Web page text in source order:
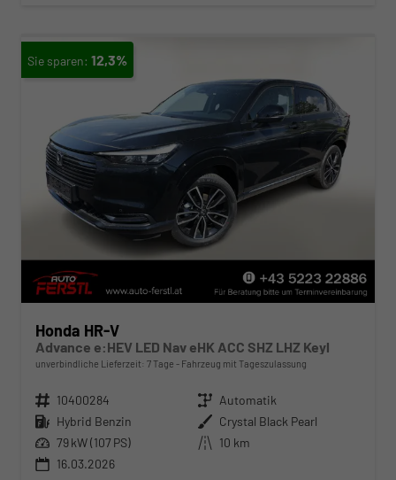
12,3%
Honda HR-V
Advance e:HEV LED Nav eHK ACC SHZ LHZ Keyl
unverbindliche Lieferzeit: 7 Tage Fahrzeug mit Tageszulassung
Fahrzeugnr. 10400284 Getriebe Automatik
Kraftstoff Hybrid Benzin Außenfarbe Crystal Black Pearl
Leistung 79 kW (107 PS) Kilometerstand 10 km
16.03.2026